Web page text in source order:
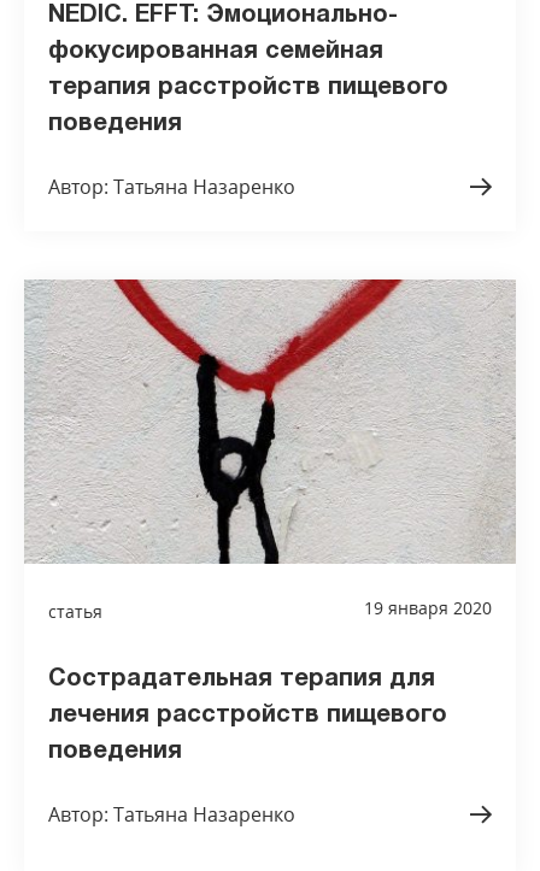
NEDIC. EFFT: Эмоционально-
фокусированная семейная
терапия расстройств пищевого
поведения
Автор: Татьяна Назаренко
статья 19 января 2020
Сострадательная терапия для
лечения расстройств пищевого
поведения
Автор: Татьяна Назаренко